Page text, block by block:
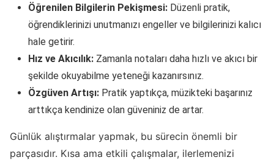
Öğrenilen Bilgilerin Pekişmesi: Düzenli pratik,
öğrendiklerinizi unutmanızı engeller ve bilgilerinizi kalıcı
hale getirir.
Hız ve Akıcılık: Zamanla notaları daha hızlı ve akıcı bir
şekilde okuyabilme yeteneği kazanırsınız.
Özgüven Artışı: Pratik yaptıkça, müzikteki başarınız
arttıkça kendinize olan güveniniz de artar.
Günlük alıştırmalar yapmak, bu sürecin önemli bir
parçasıdır. Kısa ama etkili çalışmalar, ilerlemenizi